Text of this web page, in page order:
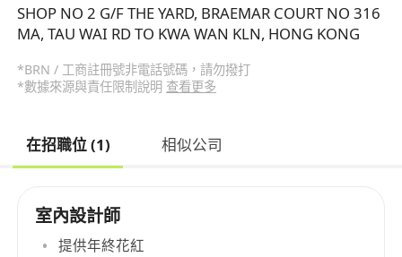
SHOP NO 2 G/F THE YARD, BRAEMAR COURT NO 316
MA, TAU WAI RD TO KWA WAN KLN, HONG KONG
*BRN / 工商註冊號非電話號碼，請勿撥打
*數據來源與責任限制說明 查看更多
在招職位 (1) 相似公司
室內設計師
提供年終花紅